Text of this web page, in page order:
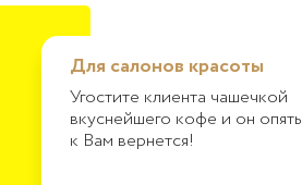
Для салонов красоты
Угостите клиента чашечкой
вкуснейшего кофе и он опять
к Вам вернется!